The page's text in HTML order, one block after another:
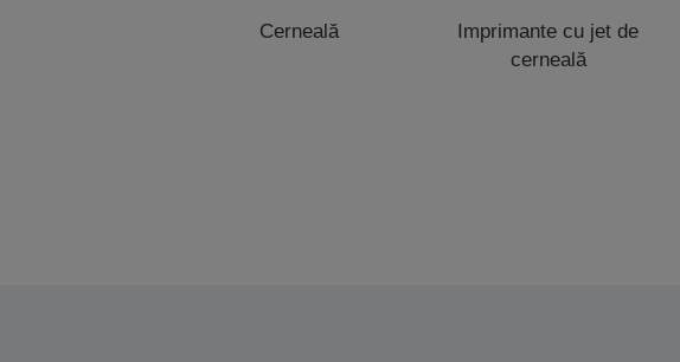
Cerneală
Imprimante cu jet de
cerneală